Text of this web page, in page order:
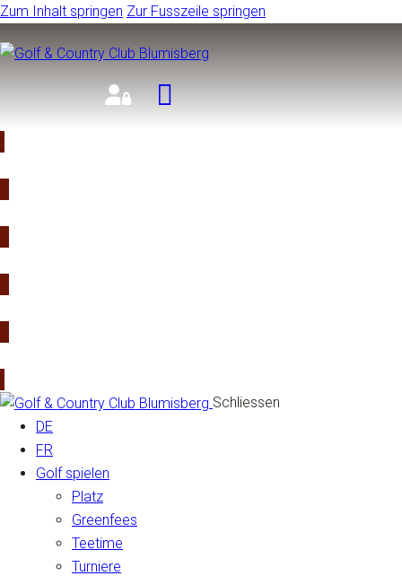
Zum Inhalt springen Zur Fusszeile springen
Schliessen
DE
FR
Golf spielen
Platz
Greenfees
Teetime
Turniere